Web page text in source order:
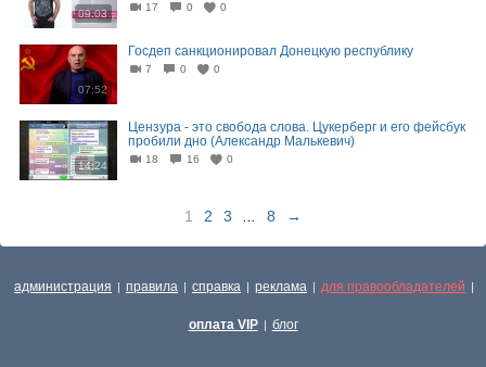
09:03
17 0 0
07:52
Госдеп санкционировал Донецкую республику
7 0 0
14:24
Цензура - это свобода слова. Цукерберг и его фейсбук
пробили дно (Александр Малькевич)
18 16 0
1 2 3 8 →
администрация | правила | справка | реклама | для правообладателей |
оплата VIP | блог